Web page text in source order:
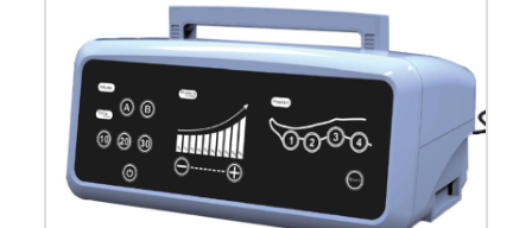
Lymfedrainagetoestel
PT1003